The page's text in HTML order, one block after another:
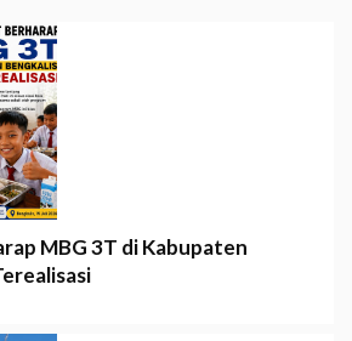
MBG 3T di Kabupaten